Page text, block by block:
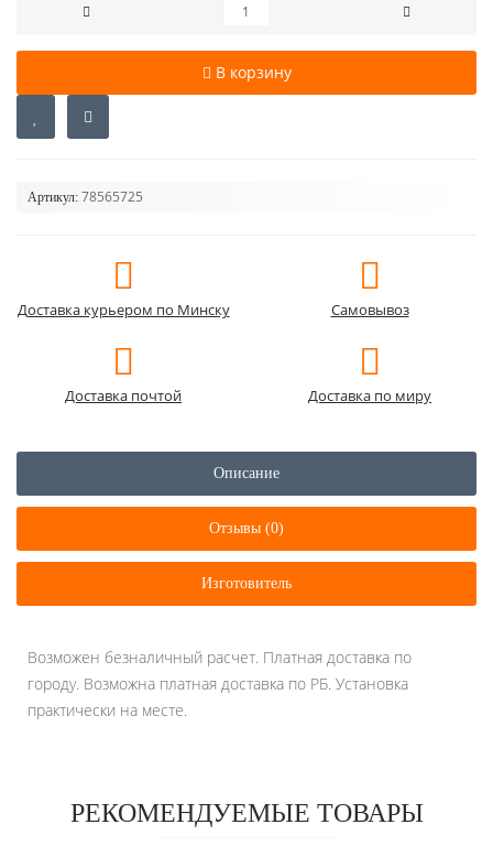
В корзину
Артикул: 78565725
Доставка курьером по Минску Самовывоз
Доставка почтой Доставка по миру
Описание
Отзывы (0)
Изготовитель
Возможен безналичный расчет. Платная доставка по
городу. Возможна платная доставка по РБ. Установка
практически на месте.
РЕКОМЕНДУЕМЫЕ ТОВАРЫ